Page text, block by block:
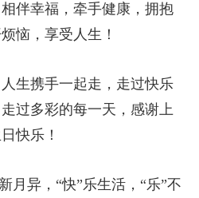
伴幸福，牵手健康，拥抱
恼，享受人生！
生携手一起走，走过快乐
过多彩的每一天，感谢上
快乐！
月异，“快”乐生活，“乐”不